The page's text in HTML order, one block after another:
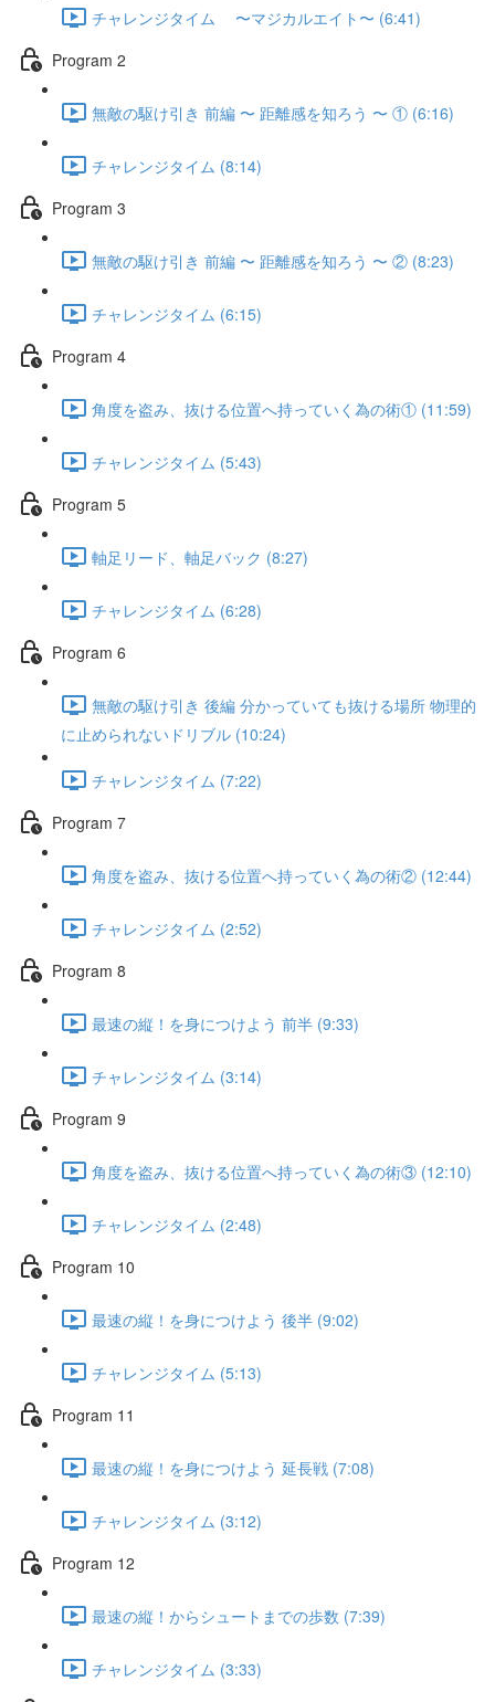
チャレンジタイム 〜マジカルエイト〜 (6:41)
Program 2
無敵の駆け引き 前編 〜 距離感を知ろう 〜 ① (6:16)
チャレンジタイム (8:14)
Program 3
無敵の駆け引き 前編 〜 距離感を知ろう 〜 ② (8:23)
チャレンジタイム (6:15)
Program 4
角度を盗み、抜ける位置へ持っていく為の術① (11:59)
チャレンジタイム (5:43)
Program 5
軸足リード、軸足バック (8:27)
チャレンジタイム (6:28)
Program 6
無敵の駆け引き 後編 分かっていても抜ける場所 物理的
に止められないドリブル (10:24)
チャレンジタイム (7:22)
Program 7
角度を盗み、抜ける位置へ持っていく為の術② (12:44)
チャレンジタイム (2:52)
Program 8
最速の縦！を身につけよう 前半 (9:33)
チャレンジタイム (3:14)
Program 9
角度を盗み、抜ける位置へ持っていく為の術③ (12:10)
チャレンジタイム (2:48)
Program 10
最速の縦！を身につけよう 後半 (9:02)
チャレンジタイム (5:13)
Program 11
最速の縦！を身につけよう 延長戦 (7:08)
チャレンジタイム (3:12)
Program 12
最速の縦！からシュートまでの歩数 (7:39)
チャレンジタイム (3:33)